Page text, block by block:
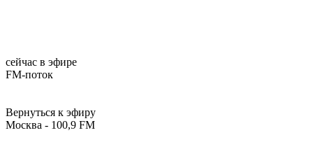
сейчас в эфире
FM-поток
Вернуться к эфиру
Москва - 100,9 FM